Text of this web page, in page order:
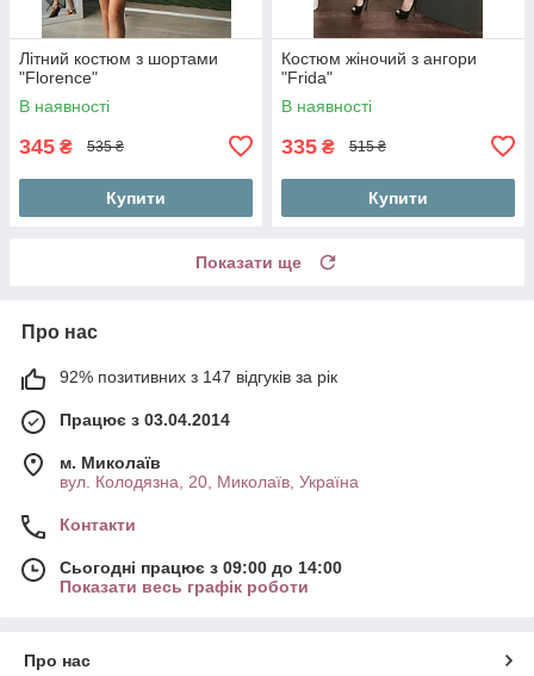
Літний костюм з шортами
"Florence"
В наявності
345 ₴ 535 ₴
Купити
Костюм жіночий з ангори
"Frida"
В наявності
335 ₴ 515 ₴
Купити
Показати ще
Про нас
92% позитивних з 147 відгуків за рік
Працює з 03.04.2014
м. Миколаїв
вул. Колодязна, 20, Миколаїв, Україна
Контакти
Сьогодні працює з 09:00 до 14:00
Показати весь графік роботи
Про нас